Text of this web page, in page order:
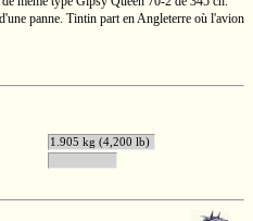
panne. Tintin part en Angleterre où l'avion
1.905 kg (4,200 lb)